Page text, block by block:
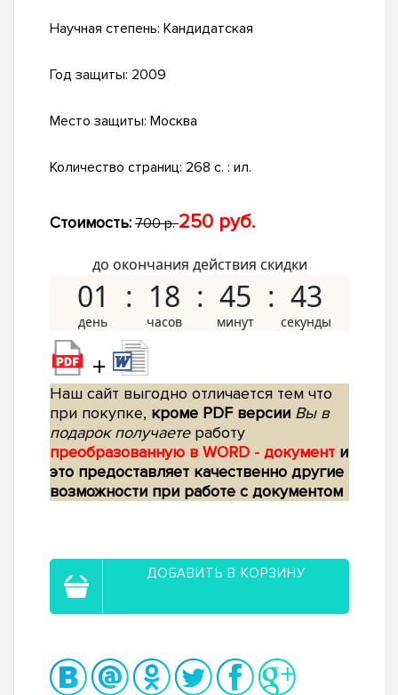
Научная степень: Кандидатская
Год защиты: 2009
Место защиты: Москва
Количество страниц: 268 с. : ил.
Стоимость: 700 р.250 руб.
до окончания действия скидки
01 18 45 42
+
Наш сайт выгодно отличается тем что
при покупке, кроме PDF версии Вы в
подарок получаетеработу
преобразованную в WORD - документ и
это предоставляет качественно другие
возможности при работе с документом
ДОБАВИТЬ В КОРЗИНУ